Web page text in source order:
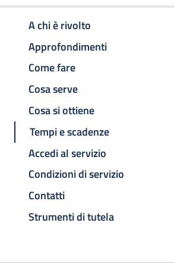
A chi è rivolto
Approfondimenti
Come fare
Cosa serve
Cosa si ottiene
Tempi e scadenze
Accedi al servizio
Condizioni di servizio
Contatti
Strumenti di tutela